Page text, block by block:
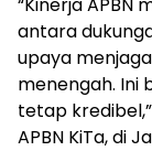
antara
upaya
menengah. Ini
tetap
APBN KiTa, di